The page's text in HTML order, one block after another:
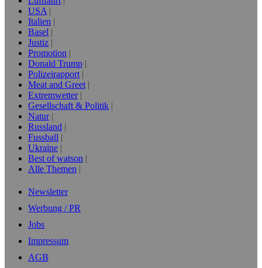
USA
Italien
Basel
Justiz
Promotion
Donald Trump
Polizeirapport
Meat and Greet
Extremwetter
Gesellschaft & Politik
Natur
Russland
Fussball
Ukraine
Best of watson
Alle Themen
Newsletter
Werbung / PR
Jobs
Impressum
AGB